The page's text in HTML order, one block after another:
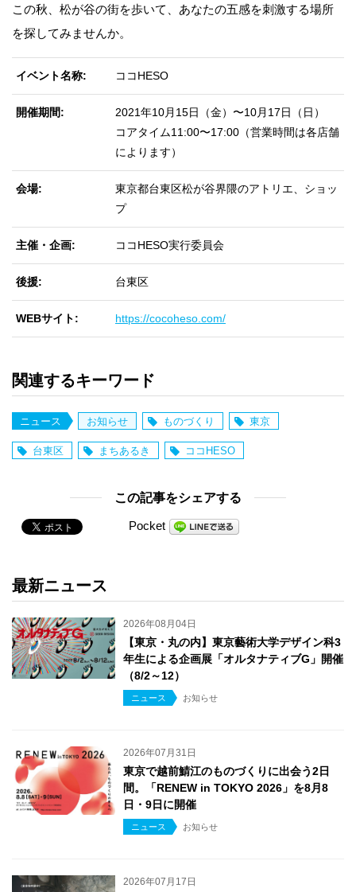
この秋、松が谷の街を歩いて、あなたの五感を刺激する場所
を探してみませんか。
イベント名称 ココHESO
開催期間
2021年10月15日（金）〜10月17日（日）
コアタイム11:00〜17:00（営業時間は各店舗
によります）
会場
東京都台東区松が谷界隈のアトリエ、ショッ
プ
主催・企画 ココHESO実行委員会
後援 台東区
WEBサイト https://cocoheso.com/
関連するキーワード
ニュース お知らせ ものづくり 東京
台東区 まちあるき ココHESO
この記事をシェアする
Pocket
最新ニュース
2026年08月04日
【東京・丸の内】東京藝術大学デザイン科3
年生による企画展「オルタナティブG」開催
（8/2～12）
ニュース お知らせ
2026年07月31日
東京で越前鯖江のものづくりに出会う2日
間。「RENEW in TOKYO 2026」を8月8
日・9日に開催
ニュース お知らせ
2026年07月17日